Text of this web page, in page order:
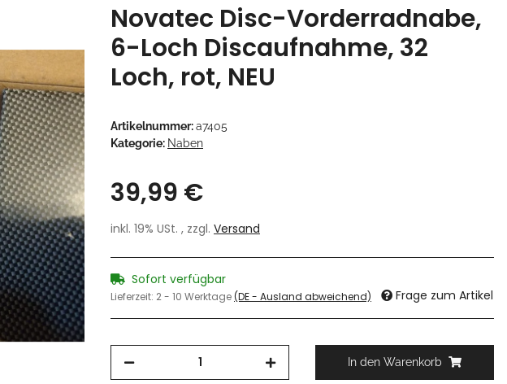
Novatec Disc-Vorderradnabe,
6-Loch Discaufnahme, 32
Loch, rot, NEU
Artikelnummer:a7405
Kategorie: Naben
39,99 €
inkl. 19% USt. , zzgl. Versand
Sofort verfügbar
Lieferzeit: 2 - 10 Werktage(DE - Ausland abweichend) Frage zum Artikel
In den Warenkorb